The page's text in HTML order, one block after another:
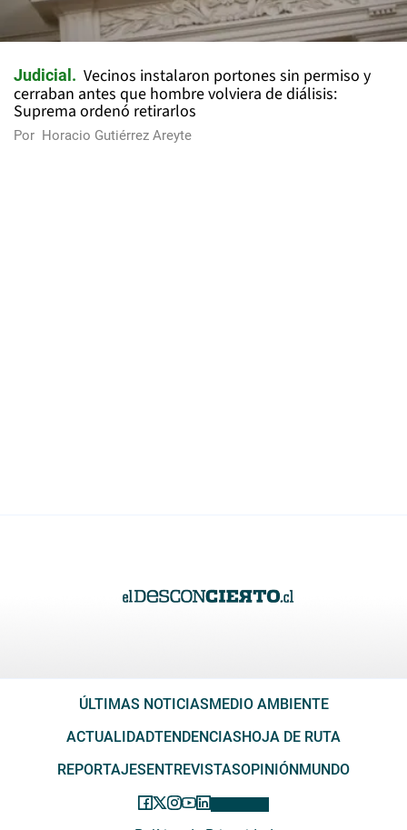
Judicial
Vecinos instalaron portones sin permiso y
cerraban antes que hombre volviera de diálisis:
Suprema ordenó retirarlos
Por Horacio Gutiérrez Areyte
ÚLTIMAS NOTICIASMEDIO AMBIENTE
ACTUALIDADTENDENCIASHOJA DE RUTA
REPORTAJESENTREVISTASOPINIÓNMUNDO